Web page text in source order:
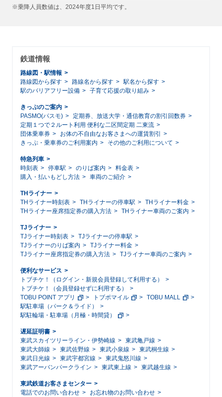
※乗降人員数値は、2024年度1日平均です。
鉄道情報
路線図・駅情報
路線図から探す
路線名から探す
駅名から探す
駅のバリアフリー設備
子育て応援の取り組み
きっぷのご案内
PASMO(パスモ)
定期券、放送大学・通信教育の割引回数券
定期１つで２ルート利用 便利な二区間定期 二東流
団体乗車券
お体の不自由なお客さまへの運賃割引
きっぷ・乗車券のご利用案内
その他のご利用について
特急列車
時刻表
停車駅 のりば案内
料金表
購入・払いもどし方法
車両のご紹介
THライナー
THライナー時刻表
THライナーの停車駅
THライナー料金
THライナー座席指定券の購入方法
THライナー車両のご案内
TJライナー
TJライナー時刻表
TJライナーの停車駅
TJライナーのりば案内
TJライナー料金
TJライナー座席指定券の購入方法
TJライナー車両のご案内
便利なサービス
トブチケ！（ログイン・新規会員登録して利用する）
トブチケ！（会員登録せずに利用する）
TOBU POINT アプリ
トブポマイル
TOBU MALL
駅駐車場（パーク＆ライド）
駅駐輪場・駐車場（月極・時間貸）
遅延証明書
東武スカイツリーライン・伊勢崎線
東武亀戸線
東武大師線
東武佐野線 東武小泉線
東武桐生線
東武日光線
東武宇都宮線
東武鬼怒川線
東武アーバンパークライン
東武東上線 東武越生線
東武鉄道お客さまセンター
電話でのお問い合わせ
お忘れ物のお問い合わせ